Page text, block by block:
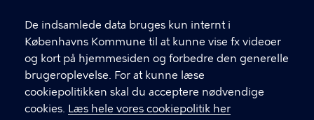
De indsamlede data bruges kun internt i
Københavns Kommune til at kunne vise fx videoer
og kort på hjemmesiden og forbedre den generelle
brugeroplevelse. For at kunne læse
cookiepolitikken skal du acceptere nødvendige
cookies. Læs hele vores cookiepolitik her
KONTAKT
33 17 57 80
Voksentandplejen